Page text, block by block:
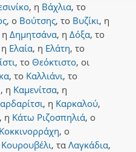
, η Βάχλια, το
, ο Βούτσης, το Βυζίκι, η
η Δημητσάνα, η Δόξα, το
η Ελαία, η Ελάτη, το
, το Θεόκτιστο, οι
, το Καλλιάνι, το
, η Καμενίτσα, η
, η Καρκαλού,
, η Κάτω Ριζοσπηλιά, ο
Κοκκινορράχη, ο
Κουρουβέλι, τα Λαγκάδια,